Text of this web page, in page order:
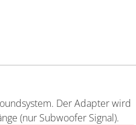
Der Adapter wird
(nur Subwoofer Signal).